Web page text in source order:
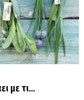
με τι…